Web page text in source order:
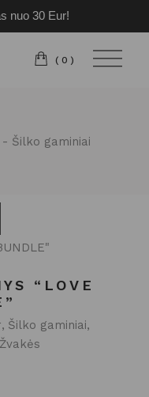
nuo 30 Eur!
(0)
Šilko gaminiai
“LOVE
Šilko gaminiai
Žvakės